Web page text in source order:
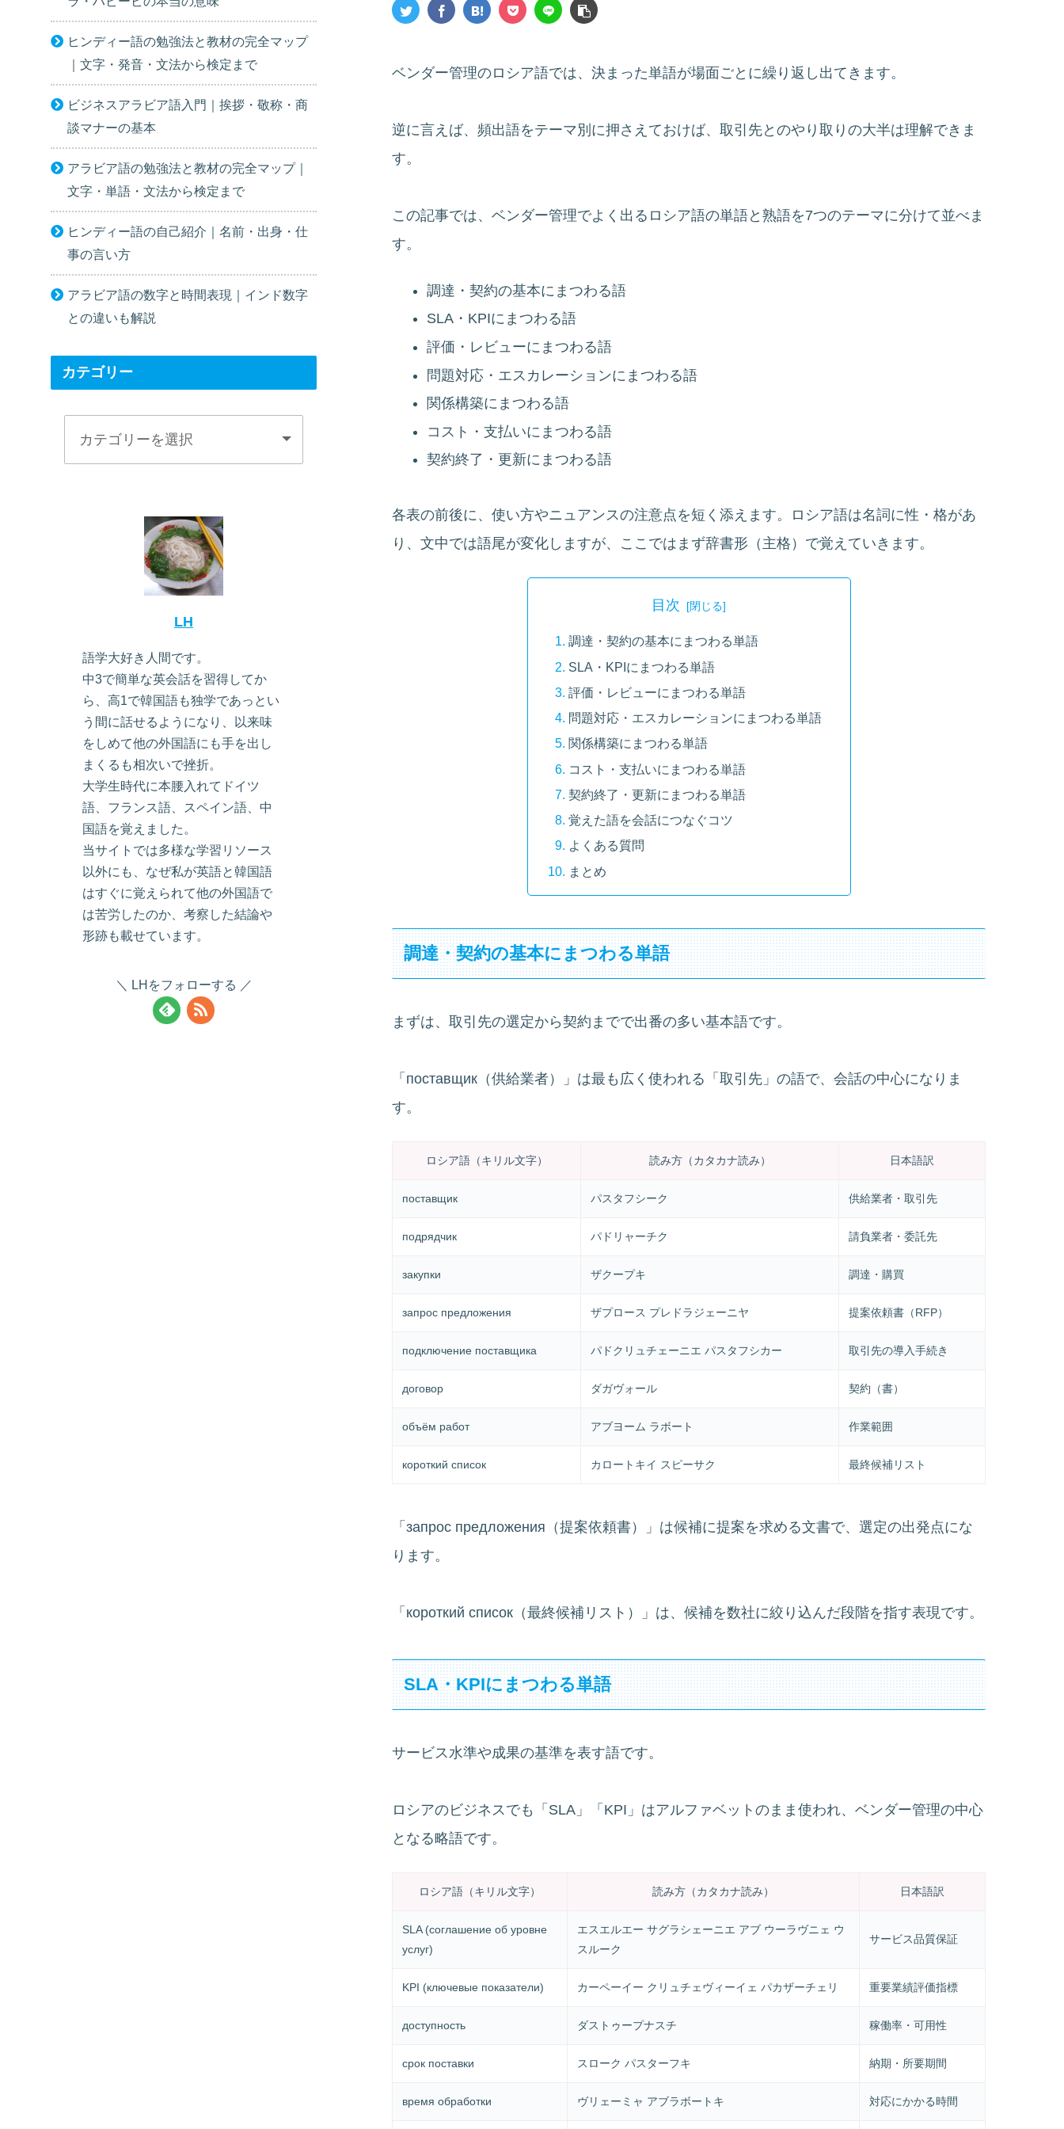
ベンダー管理のロシア語では、決まった単語が場面ごとに繰り返し出てきます。
逆に言えば、頻出語をテーマ別に押さえておけば、取引先とのやり取りの大半は理解できま
す。
この記事では、ベンダー管理でよく出るロシア語の単語と熟語を7つのテーマに分けて並べま
す。
調達・契約の基本にまつわる語
SLA・KPIにまつわる語
評価・レビューにまつわる語
問題対応・エスカレーションにまつわる語
関係構築にまつわる語
コスト・支払いにまつわる語
契約終了・更新にまつわる語
各表の前後に、使い方やニュアンスの注意点を短く添えます。ロシア語は名詞に性・格があ
り、文中では語尾が変化しますが、ここではまず辞書形（主格）で覚えていきます。
目次
調達・契約の基本にまつわる単語
SLA・KPIにまつわる単語
評価・レビューにまつわる単語
問題対応・エスカレーションにまつわる単語
関係構築にまつわる単語
コスト・支払いにまつわる単語
契約終了・更新にまつわる単語
覚えた語を会話につなぐコツ
よくある質問
まとめ
調達・契約の基本にまつわる単語
まずは、取引先の選定から契約までで出番の多い基本語です。
「поставщик（供給業者）」は最も広く使われる「取引先」の語で、会話の中心になりま
す。
ロシア語（キリル文字） 読み方（カタカナ読み） 日本語訳
поставщик パスタフシーク 供給業者・取引先
подрядчик パドリャーチク 請負業者・委託先
закупки ザクープキ 調達・購買
запрос предложения ザプロース プレドラジェーニヤ 提案依頼書（RFP）
подключение поставщика パドクリュチェーニエ パスタフシカー 取引先の導入手続き
договор ダガヴォール 契約（書）
объём работ アブヨーム ラボート 作業範囲
короткий список カロートキイ スピーサク 最終候補リスト
「запрос предложения（提案依頼書）」は候補に提案を求める文書で、選定の出発点にな
ります。
「короткий список（最終候補リスト）」は、候補を数社に絞り込んだ段階を指す表現です。
SLA・KPIにまつわる単語
サービス水準や成果の基準を表す語です。
ロシアのビジネスでも「SLA」「KPI」はアルファベットのまま使われ、ベンダー管理の中心
となる略語です。
ロシア語（キリル文字） 読み方（カタカナ読み） 日本語訳
SLA (соглашение об уровне
услуг)
エスエルエー サグラシェーニエ アブ ウーラヴニェ ウ
スルーク
サービス品質保証
KPI (ключевые показатели) カーペーイー クリュチェヴィーイェ パカザーチェリ 重要業績評価指標
доступность ダストゥープナスチ 稼働率・可用性
срок поставки スローク パスターフキ 納期・所要期間
время обработки ヴリェーミャ アブラボートキ 対応にかかる時間
ヒンディー語の勉強法と教材の完全マップ
｜文字・発音・文法から検定まで
ビジネスアラビア語入門｜挨拶・敬称・商
談マナーの基本
アラビア語の勉強法と教材の完全マップ｜
文字・単語・文法から検定まで
ヒンディー語の自己紹介｜名前・出身・仕
事の言い方
アラビア語の数字と時間表現｜インド数字
との違いも解説
カテゴリー
LH
語学大好き人間です。
中3で簡単な英会話を習得してか
ら、高1で韓国語も独学であっとい
う間に話せるようになり、以来味
をしめて他の外国語にも手を出し
まくるも相次いで挫折。
大学生時代に本腰入れてドイツ
語、フランス語、スペイン語、中
国語を覚えました。
当サイトでは多様な学習リソース
以外にも、なぜ私が英語と韓国語
はすぐに覚えられて他の外国語で
は苦労したのか、考察した結論や
形跡も載せています。
LHをフォローする